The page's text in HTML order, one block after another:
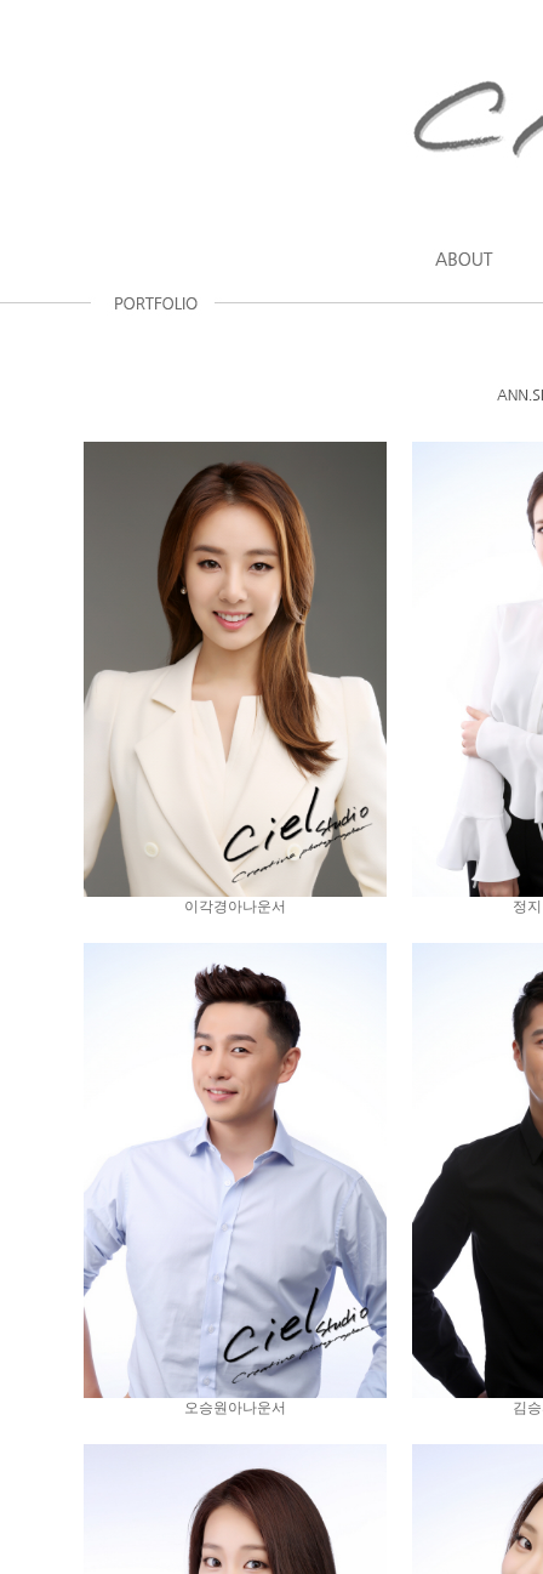
이각경아나운서 정
오승원아나운서 김